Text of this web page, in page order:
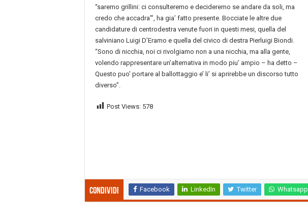
“saremo grillini: ci consulteremo e decideremo se andare da soli, ma
credo che accadra’”, ha gia’ fatto presente. Bocciate le altre due
candidature di centrodestra venute fuori in questi mesi, quella del
salviniano Luigi D’Eramo e quella del civico di destra Pierluigi Biondi.
“Sono di nicchia, noi ci rivolgiamo non a una nicchia, ma alla gente,
volendo rappresentare un’alternativa in modo piu’ ampio – ha detto –
Questo puo’ portare al ballottaggio e’ li’ si aprirebbe un discorso tutto
diverso”.
Post Views: 578
Condividi Facebook LinkedIn Twitter Whatsapp